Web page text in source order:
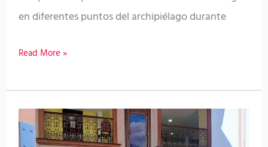
en diferentes puntos del archipiélago durante
Read More »
Hemodonación
y